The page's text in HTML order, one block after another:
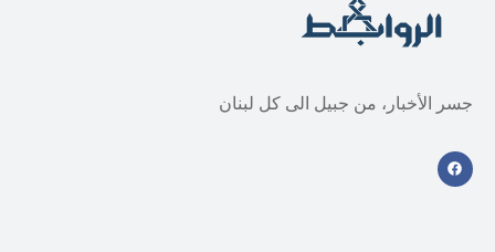
جسر الأخبار، من جبيل الى كل لبنان